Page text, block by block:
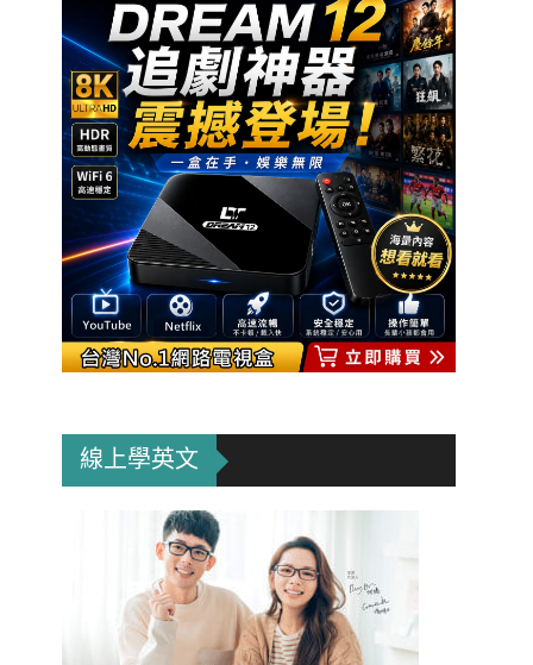
線上學英文